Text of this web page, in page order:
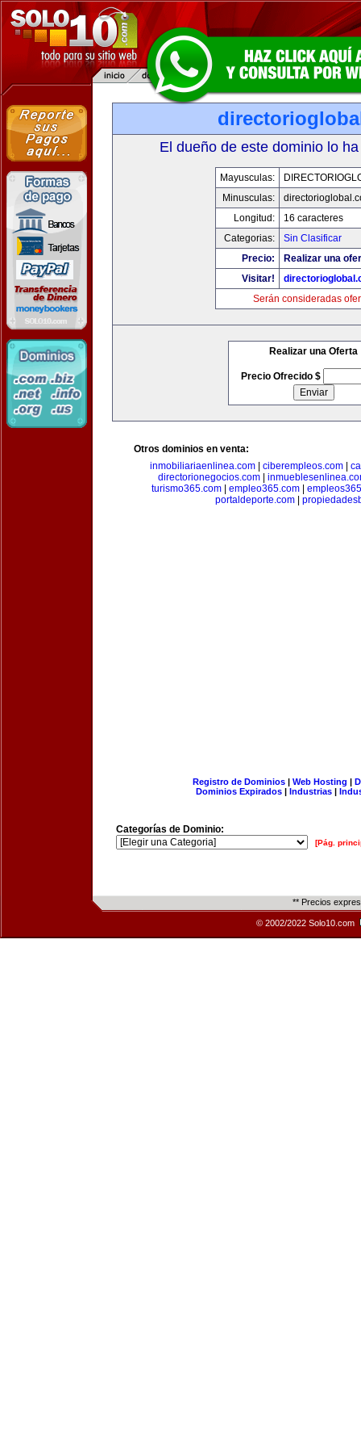
El dueño de este dominio lo
Mayusculas:
Minusculas:
Longitud:
16 caracteres
Categorias:
Sin Clasificar
Precio:
Realizar una
Visitar!
Serán consideradas
Realizar una Oferta
Precio Ofrecido $
Otros dominios en venta:
inmobiliariaenlinea.com| ciberempleos.com|
directorionegocios.com
turismo365.com| empleo365.com|
portaldeporte.com|
Registro de Dominios| Web Hosting |
Dominios Expirados | Industrias |
Categorías de Dominio:
[Pág.
** Precios
© 2002/2022 Solo10.com